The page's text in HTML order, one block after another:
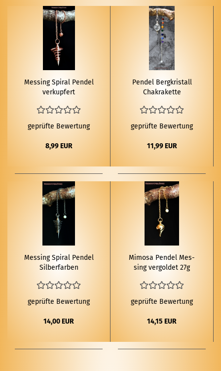
Mes­sing Spi­ral Pen­del
ver­kup­fert
geprüfte Bewertung
8,99 EUR
Pen­del Berg­kris­tall
Cha­kra­ket­te
geprüfte Bewertung
11,99 EUR
Mes­sing Spi­ral Pen­del
Sil­ber­far­ben
geprüfte Bewertung
14,00 EUR
Mi­mo­sa Pen­del Mes­
sing ver­gol­det 27g
geprüfte Bewertung
14,15 EUR